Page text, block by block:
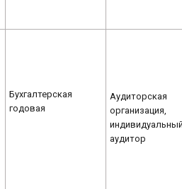
Бухгалтерская
годовая
Аудиторская
организация,
аудитор